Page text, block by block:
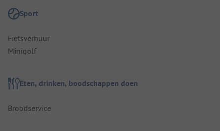
Sport
Fietsverhuur
Minigolf
Eten, drinken, boodschappen doen
Broodservice